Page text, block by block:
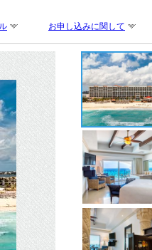
お申し込みに関して